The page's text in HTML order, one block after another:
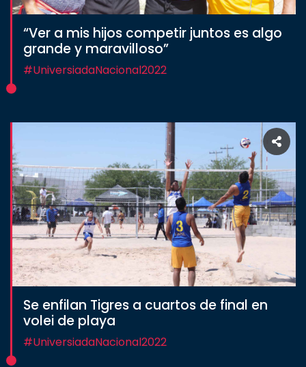
“Ver a mis hijos competir juntos es algo
grande y maravilloso”
#UniversiadaNacional2022
Se enfilan Tigres a cuartos de final en
volei de playa
#UniversiadaNacional2022